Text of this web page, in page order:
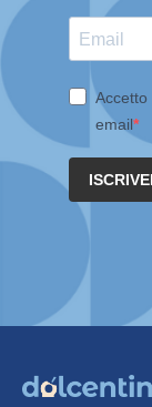
Accetto
email